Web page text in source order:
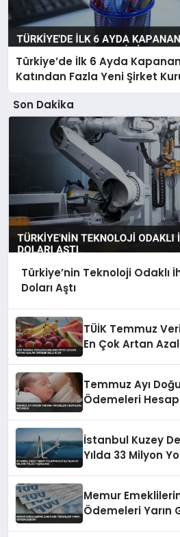
Türkiye’de İlk 6 Ayda Kapanan
Katından Fazla Yeni Şirket
Son Dakika
Türkiye’nin Teknoloji Odaklı
Doları Aştı
TÜİK Temmuz
En Çok Artan
Temmuz Ayı
Ödemeleri
İstanbul Kuzey
Yılda 33 Milyon
Memur
Ödemeleri Yarın